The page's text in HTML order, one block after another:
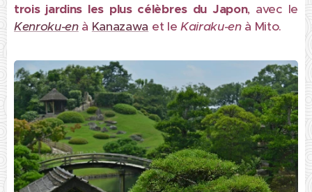
trois jardins les plus célèbres du Japon, avec le
Kenroku-enà Kanazawa et le Kairaku-enà Mito.